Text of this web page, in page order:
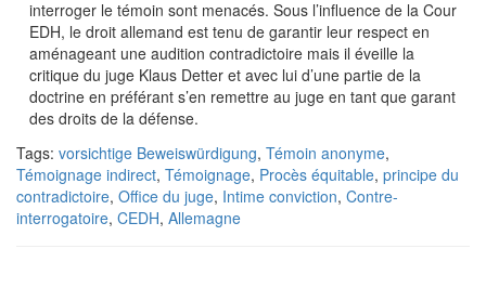
interroger le témoin sont menacés. Sous l’influence de la Cour
EDH, le droit allemand est tenu de garantir leur respect en
aménageant une audition contradictoire mais il éveille la
critique du juge Klaus Detter et avec lui d’une partie de la
doctrine en préférant s’en remettre au juge en tant que garant
des droits de la défense.
Tags: vorsichtige Beweiswürdigung, Témoin anonyme,
Témoignage indirect, Témoignage, Procès équitable, principe du
contradictoire, Office du juge, Intime conviction, Contre-
interrogatoire, CEDH, Allemagne